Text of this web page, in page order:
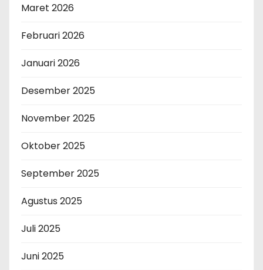
Maret 2026
Februari 2026
Januari 2026
Desember 2025
November 2025
Oktober 2025
September 2025
Agustus 2025
Juli 2025
Juni 2025